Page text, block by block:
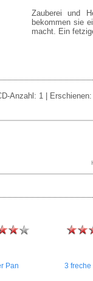
Zauberei und
bekommen sie
macht. Ein
Anzahl: 1 |
Pan 3